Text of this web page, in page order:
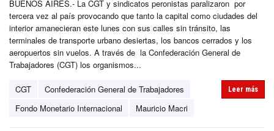
BUENOS AIRES.- La CGT y sindicatos peronistas paralizaron por
tercera vez al país provocando que tanto la capital como ciudades del
interior amanecieran este lunes con sus calles sin tránsito, las
terminales de transporte urbano desiertas, los bancos cerrados y los
aeropuertos sin vuelos. A través de la Confederación General de
Trabajadores (CGT) los organismos...
CGT
Confederación General de Trabajadores
Fondo Monetario Internacional
Mauricio Macri
Leer más